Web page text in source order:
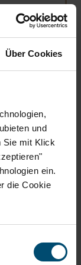
Über Cookies
und
Sie mit Klick
ein.
die Cookie